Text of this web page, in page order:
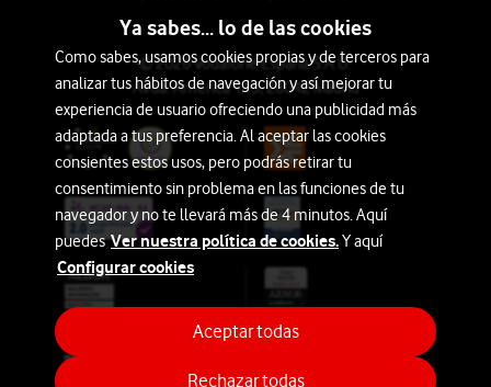
Acondicionados
Imagen
Sonido
Marcas
opciones
financiación
ventajosas
suelen
vinculadas
© 2026 Vodafone España S.A.U.
Avda. América 115, 28042 Madrid
Ya sabes... lo de las cookies
Como sabes, usamos cookies propias y de terceros para
analizar tus hábitos de navegación y así mejorar tu
experiencia de usuario ofreciendo una publicidad más
adaptada a tus preferencia. Al aceptar las cookies
consientes estos usos, pero podrás retirar tu
consentimiento sin problema en las funciones de tu
navegador y no te llevará más de 4 minutos. Aquí
puedesVer nuestra política de cookies.Y aquí
Configurar cookies
Rechazar todas
Aceptar todas